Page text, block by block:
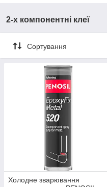
2-х компонентні клеї
Сортування
Холодне зварювання